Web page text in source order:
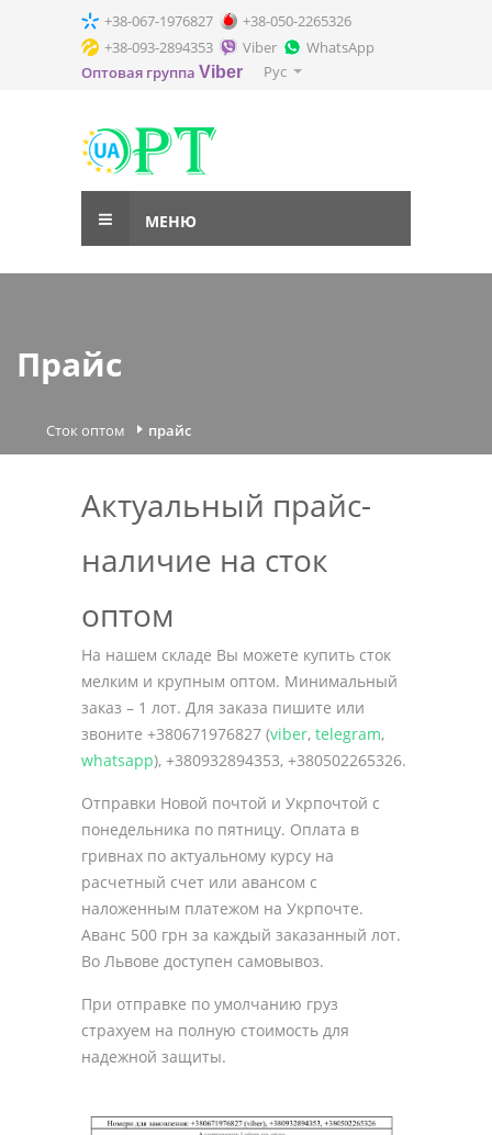
Актуальный прайс-
наличие на сток
оптом
На нашем складе Вы можете купить сток
мелким и крупным оптом. Минимальный
заказ – 1 лот. Для заказа пишите или
звоните +380671976827 (viber, telegram,
whatsapp), +380932894353, +380502265326.
Отправки Новой почтой и Укрпочтой с
понедельника по пятницу. Оплата в
гривнах по актуальному курсу на
расчетный счет или авансом с
наложенным платежом на Укрпочте.
Аванс 500 грн за каждый заказанный лот.
Во Львове доступен самовывоз.
При отправке по умолчанию груз
страхуем на полную стоимость для
надежной защиты.
+38-067-1976827
+38-050-2265326
+38-093-2894353
Viber
WhatsApp
Оптовая группа Viber Рус
МЕНЮ
Прайс
Сток оптом прайс